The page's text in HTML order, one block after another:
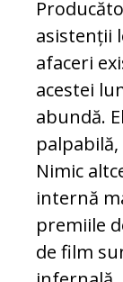
asistenții
afaceri
acestei
abundă.
Nimic
internă
premiile
de film